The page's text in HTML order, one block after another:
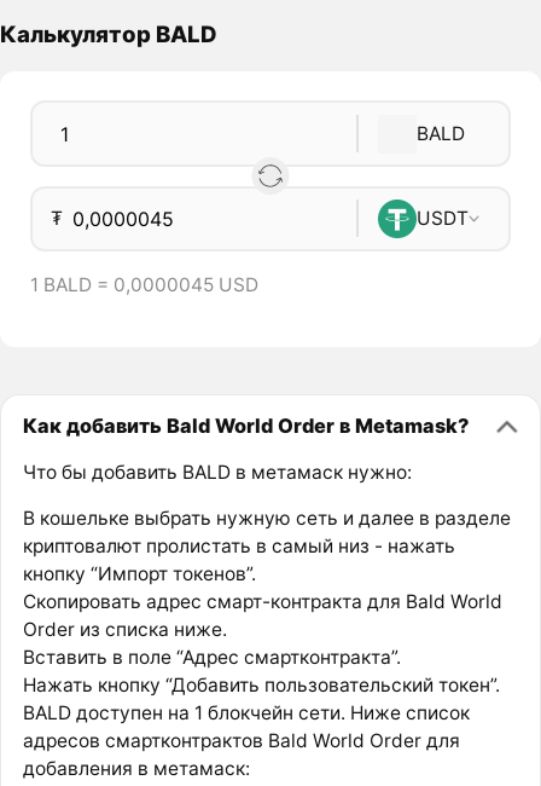
Калькулятор BALD
BALD
₮ USDT
1 BALD = 0,0000045 USD
Как добавить Bald World Order в Metamask?
Что бы добавить BALD в метамаск нужно:
В кошельке выбрать нужную сеть и далее в разделе
криптовалют пролистать в самый низ - нажать
кнопку “Импорт токенов”.
Скопировать адрес смарт-контракта для Bald World
Order из списка ниже.
Вставить в поле “Адрес смартконтракта”.
Нажать кнопку “Добавить пользовательский токен”.
BALD доступен на 1 блокчейн сети. Ниже список
адресов смартконтрактов Bald World Order для
добавления в метамаск: